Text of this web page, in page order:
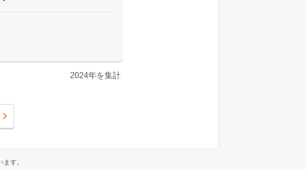
2024年を集計
す。